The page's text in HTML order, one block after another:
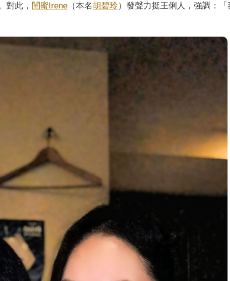
對此， 閨蜜Irene （本名胡碧玲）發聲力挺王俐人，強調：「